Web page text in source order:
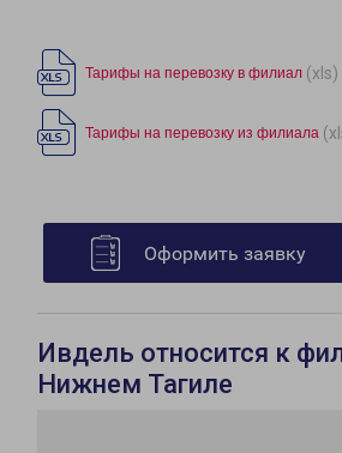
Тарифы на перевозку в филиал (xls)
Тарифы на перевозку из филиала
Оформить заявку
Ивдель относится к
Нижнем Тагиле